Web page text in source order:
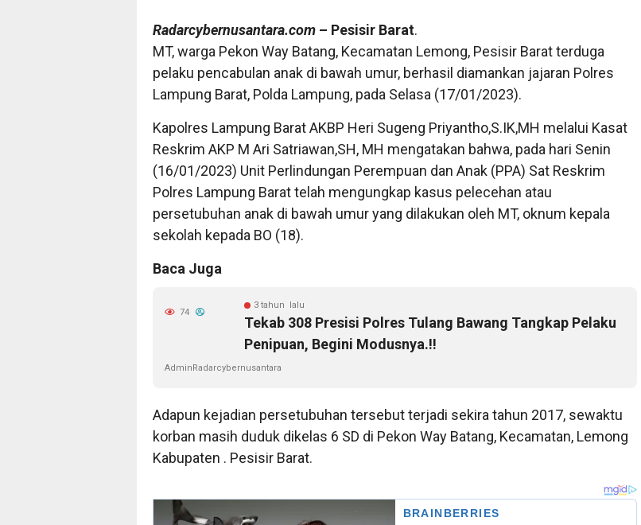
Radarcybernusantara.com – Pesisir Barat.
MT, warga Pekon Way Batang, Kecamatan Lemong, Pesisir Barat terduga
pelaku pencabulan anak di bawah umur, berhasil diamankan jajaran Polres
Lampung Barat, Polda Lampung, pada Selasa (17/01/2023).
Kapolres Lampung Barat AKBP Heri Sugeng Priyantho,S.IK,MH melalui Kasat
Reskrim AKP M Ari Satriawan,SH, MH mengatakan bahwa, pada hari Senin
(16/01/2023) Unit Perlindungan Perempuan dan Anak (PPA) Sat Reskrim
Polres Lampung Barat telah mengungkap kasus pelecehan atau
persetubuhan anak di bawah umur yang dilakukan oleh MT, oknum kepala
sekolah kepada BO (18).
Baca Juga
3 tahun lalu
Tekab 308 Presisi Polres Tulang Bawang Tangkap Pelaku
Penipuan, Begini Modusnya.!!
74
AdminRadarcybernusantara
Adapun kejadian persetubuhan tersebut terjadi sekira tahun 2017, sewaktu
korban masih duduk dikelas 6 SD di Pekon Way Batang, Kecamatan, Lemong
Kabupaten . Pesisir Barat.